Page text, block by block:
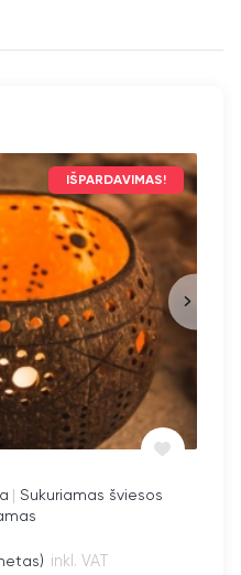
IŠPARDAVIMAS!
| Sukuriamas šviesos
inkl. VAT